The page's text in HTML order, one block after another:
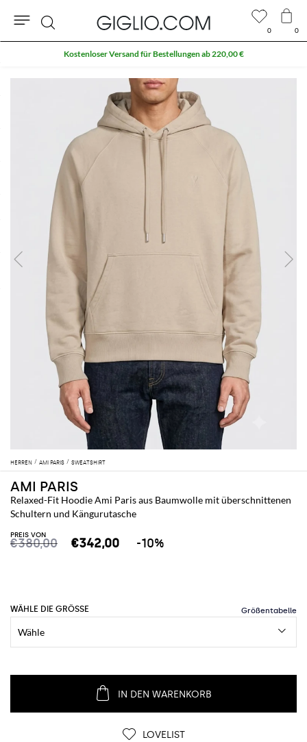
HERREN AMI PARIS SWEATSHIRT
AMI PARIS
Relaxed-Fit Hoodie Ami Paris aus Baumwolle mit überschnittenen
Schultern und Kängurutasche
PREIS VON
€380,00 €342,00 -10%
WÄHLE DIE GRÖSSE
IN DEN WARENKORB
LOVELIST
0 0
Suche
Kostenloser Versand für Bestellungen ab 220,00 €